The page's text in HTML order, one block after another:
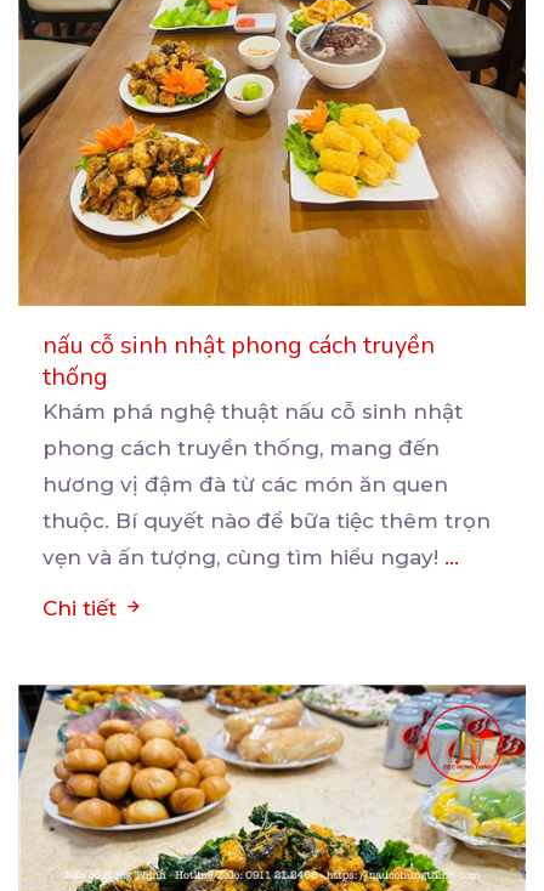
nấu cỗ sinh nhật phong cách truyền
thống
Khám phá nghệ thuật nấu cỗ sinh nhật
phong cách truyền thống, mang đến
hương vị đậm đà từ các món ăn quen
thuộc. Bí quyết nào để bữa tiệc thêm trọn
vẹn và ấn tượng, cùng tìm hiểu ngay! ...
Chi tiết